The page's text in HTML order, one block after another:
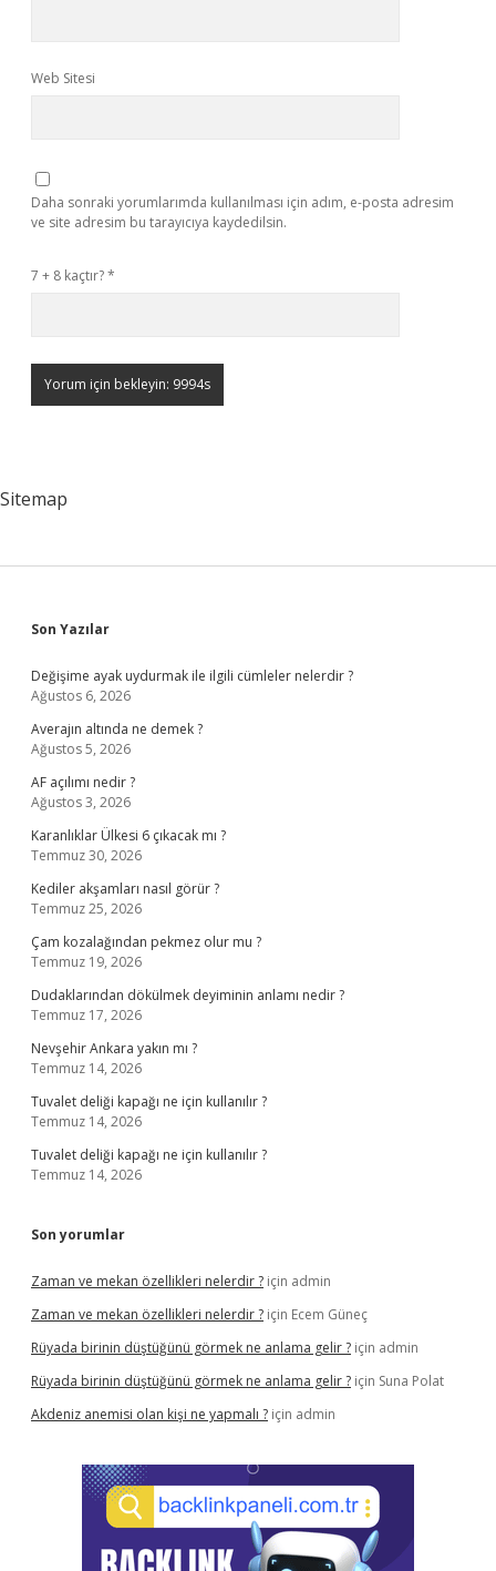
Web Sitesi
Daha sonraki yorumlarımda kullanılması için adım, e-posta adresim
ve site adresim bu tarayıcıya kaydedilsin.
7 + 8 kaçtır?*
Sitemap
Sidebar
Son Yazılar
Değişime ayak uydurmak ile ilgili cümleler nelerdir ?
Ağustos 6, 2026
Averajın altında ne demek ?
Ağustos 5, 2026
AF açılımı nedir ?
Ağustos 3, 2026
Karanlıklar Ülkesi 6 çıkacak mı ?
Temmuz 30, 2026
Kediler akşamları nasıl görür ?
Temmuz 25, 2026
Çam kozalağından pekmez olur mu ?
Temmuz 19, 2026
Dudaklarından dökülmek deyiminin anlamı nedir ?
Temmuz 17, 2026
Nevşehir Ankara yakın mı ?
Temmuz 14, 2026
Tuvalet deliği kapağı ne için kullanılır ?
Temmuz 14, 2026
Tuvalet deliği kapağı ne için kullanılır ?
Temmuz 14, 2026
Son yorumlar
Zaman ve mekan özellikleri nelerdir ? için admin
Zaman ve mekan özellikleri nelerdir ? için Ecem Güneç
Rüyada birinin düştüğünü görmek ne anlama gelir ? için admin
Rüyada birinin düştüğünü görmek ne anlama gelir ? için Suna Polat
Akdeniz anemisi olan kişi ne yapmalı ? için admin